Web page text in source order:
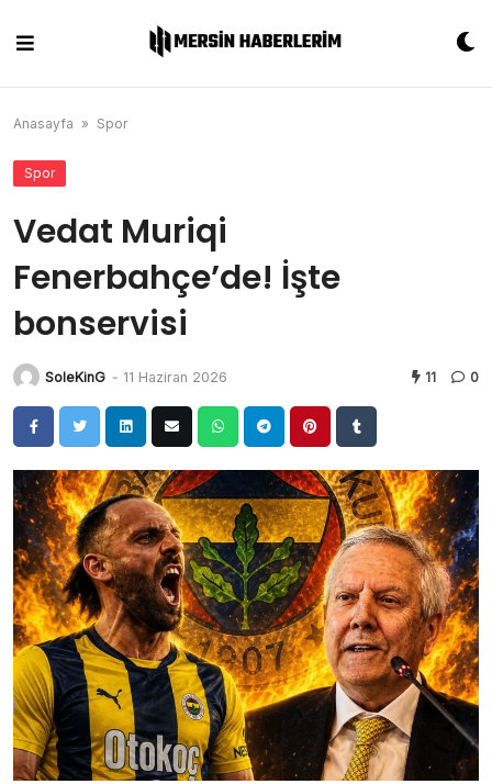
content
Anasayfa » Spor
Spor
Vedat Muriqi
Fenerbahçe’de! İşte
bonservisi
SoleKinG - 11 Haziran 2026 11 0